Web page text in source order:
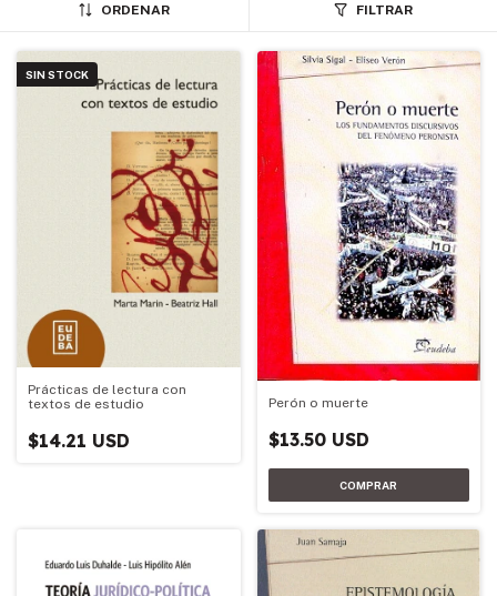
ORDENAR FILTRAR
SIN STOCK
Prácticas de lectura con
textos de estudio
$14.21 USD
Perón o muerte
$13.50 USD